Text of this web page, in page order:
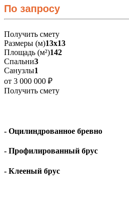
По запросу
Получить смету
Размеры (м)13х13
Площадь (м²)142
Спальни3
Санузлы1
от 3 000 000 ₽
Получить смету
- Оцилиндрованное бревно
- Профилированный брус
- Клееный брус